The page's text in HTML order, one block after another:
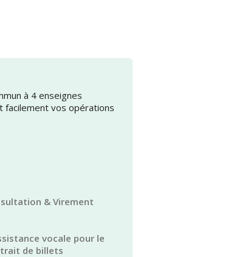
à 4 enseignes
facilement vos opérations
& Virement
vocale pour le
de billets